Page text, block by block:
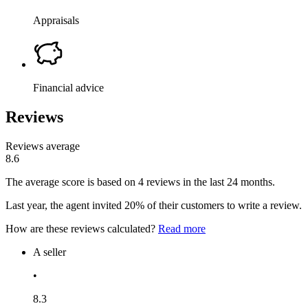
Appraisals
Financial advice
Reviews
Reviews average
8.6
The average score is based on 4 reviews in the last 24 months.
Last year, the agent invited 20% of their customers to write a review.
How are these reviews calculated? Read more
A seller
•
8.3